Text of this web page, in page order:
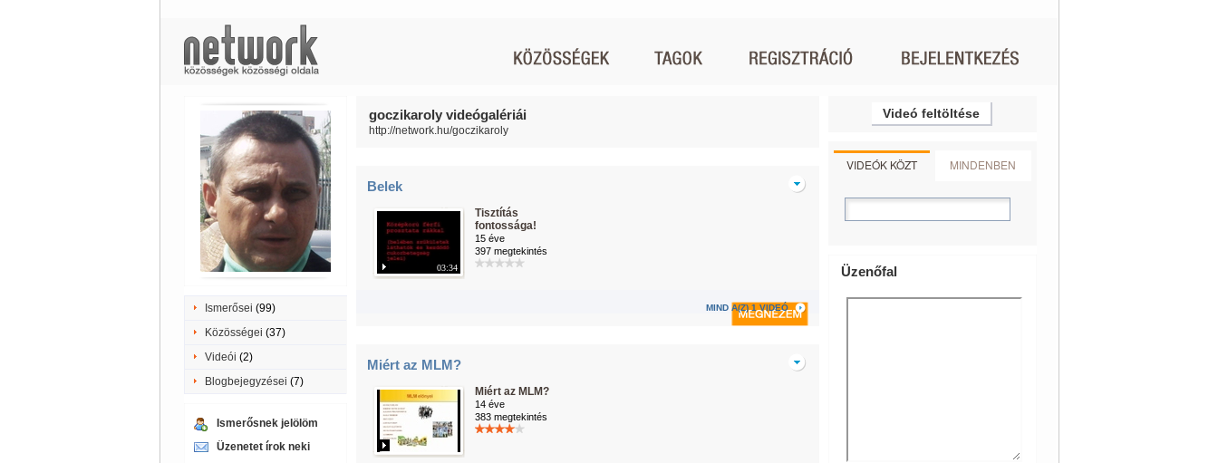
Ismerősei (99)
Közösségei (37)
Videói (2)
Blogbejegyzései (7)
Ismerősnek jelölöm
Üzenetet írok neki
goczikaroly videógalériái
http://network.hu/goczikaroly
Belek
03:34
Tisztítás
fontossága!
15 éve
397 megtekintés
MIND A(Z) 1 VIDEÓ
Miért az MLM?
Miért az MLM?
14 éve
383 megtekintés
Videó feltöltése
VIDEÓK KÖZT MINDENBEN
Üzenőfal